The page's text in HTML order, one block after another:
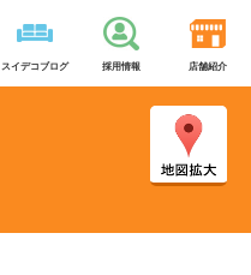
スイデコブログ 採用情報 店舗紹介